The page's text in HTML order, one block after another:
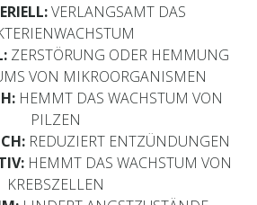
VERLANGSAMT DAS
ZERSTÖRUNG ODER HEMMUNG
VON MIKROORGANISMEN
HEMMT DAS WACHSTUM VON
PILZEN
REDUZIERT ENTZÜNDUNGEN
HEMMT DAS WACHSTUM VON
KREBSZELLEN